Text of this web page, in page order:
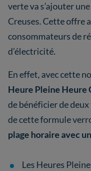
verte va s’ajouter
Creuses. Cette offre
consommateurs de
d’électricité.
En effet, avec cette
Heure Pleine Heure
de bénéficier de
de cette formule
plage horaire avec
Les Heures